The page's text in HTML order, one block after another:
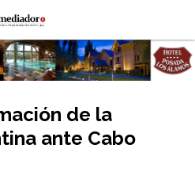
de la
ante Cabo